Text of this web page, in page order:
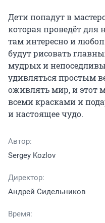
Дети попадут в
которая проведёт для
там интересно и
будут рисовать
мудрых и
удивляться простым
оживлять мир, и этот
всеми красками и
и настоящее чудо.
Автор:
Sergey Kozlov
Директор:
Андрей Сидельников
Время: